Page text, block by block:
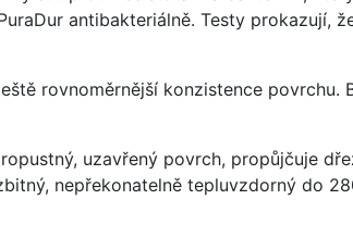
antibakteriálně. Testy prokazují,
rovnoměrnější konzistence povrchu.
uzavřený povrch, propůjčuje
nepřekonatelně tepluvzdorný do